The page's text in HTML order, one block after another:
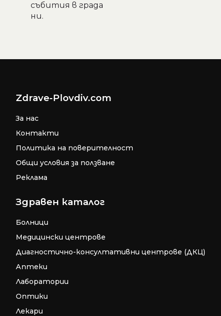
събития в града
ни.
Zdrave-Plovdiv.com
За нас
Контакти
Политика на поверителност
Общи условия за ползване
Реклама
Здравен каталог
Болници
Медицински центрове
Диагностично-консултативни центрове (ДКЦ)
Аптеки
Лаборатории
Оптики
Лекари